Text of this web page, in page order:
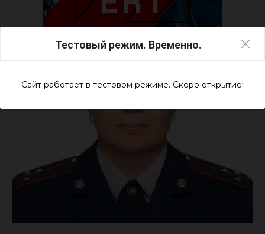
Тестовый режим. Временно.
Сайт работает в тестовом режиме. Скоро открытие!